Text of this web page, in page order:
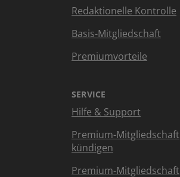
Redaktionelle Kontrolle
Basis-Mitgliedschaft
Premiumvorteile
SERVICE
Hilfe & Support
Premium-Mitgliedschaft
kündigen
Premium-Mitgliedschaft